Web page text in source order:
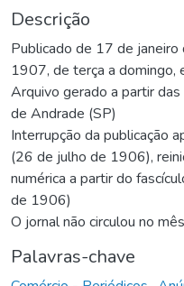
Descrição
Publicado de 17 de
1907, de terça a domingo,
Arquivo gerado a partir
de Andrade (SP)
Interrupção da publicação
(26 de julho de 1906),
numérica a partir do
de 1906)
O jornal não circulou no
Palavras-chave